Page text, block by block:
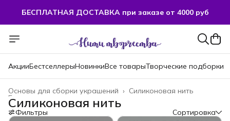
БЕСПЛАТНАЯ ДОСТАВКА при заказе от 4000 руб
АкцииБестселлерыНовинкиВсе товарыТворческие подборки
Силиконовая нить
Основы для сборки украшений ›
Главная
Силиконовая нить
Фильтры Сортировка